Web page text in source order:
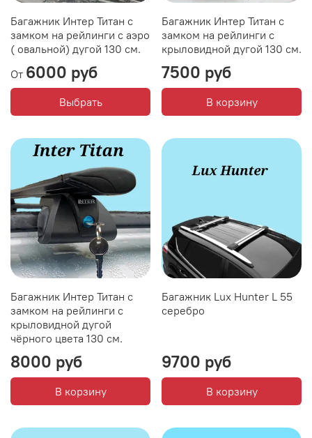
Багажник Интер Титан с
замком на рейлинги с аэро
( овальной) дугой 130 см.
От 6000 руб
Выбрать
Багажник Интер Титан с
замком на рейлинги с
крыловидной дугой 130 см.
7500 руб
В корзину
Багажник Интер Титан с
замком на рейлинги с
крыловидной дугой
чёрного цвета 130 см.
8000 руб
В корзину
Багажник Lux Hunter L 55
серебро
9700 руб
В корзину